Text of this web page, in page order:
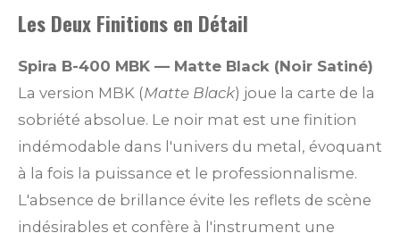
Les Deux Finitions en Détail
Spira B-400 MBK — Matte Black (Noir Satiné)
La version MBK (Matte Black) joue la carte de la
sobriété absolue. Le noir mat est une finition
indémodable dans l'univers du metal, évoquant
à la fois la puissance et le professionnalisme.
L'absence de brillance évite les reflets de scène
indésirables et confère à l'instrument une